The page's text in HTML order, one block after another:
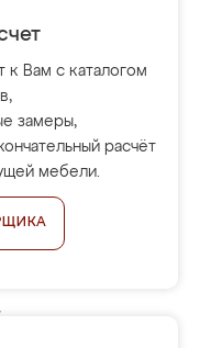
к Вам с каталогом
замеры,
расчёт
мебели.